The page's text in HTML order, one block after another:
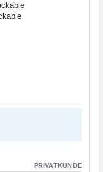
PRIVATKUNDE